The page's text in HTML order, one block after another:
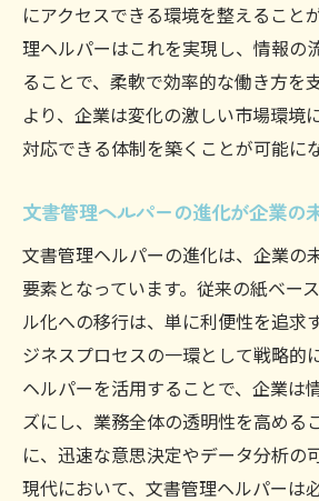
にアクセスできる環境を整えること
理ヘルパーはこれを実現し、情報の
ることで、柔軟で効率的な働き方を
より、企業は変化の激しい市場環境
対応できる体制を築くことが可能に
文書管理ヘルパーの進化が企業の
文書管理ヘルパーの進化は、企業の
要素となっています。従来の紙ベー
ル化への移行は、単に利便性を追求
ジネスプロセスの一環として戦略的
ヘルパーを活用することで、企業は
ズにし、業務全体の透明性を高める
に、迅速な意思決定やデータ分析の
現代において、文書管理ヘルパーは